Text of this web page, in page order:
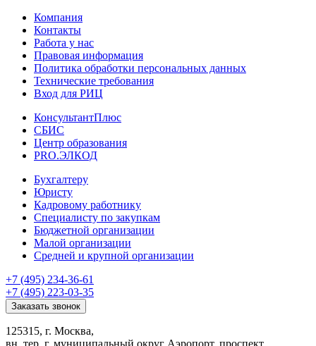
Компания
Контакты
Работа у нас
Правовая информация
Политика обработки персональных данных
Технические требования
Вход для РИЦ
КонсультантПлюс
СБИС
Центр образования
PRO.ЭЛКОД
Бухгалтеру
Юристу
Кадровому работнику
Специалисту по закупкам
Бюджетной организации
Малой организации
Средней и крупной организации
+7 (495) 234-36-61
+7 (495) 223-03-35
Заказать звонок
125315, г. Москва,
вн. тер. г. муниципальный округ Аэропорт, проспект